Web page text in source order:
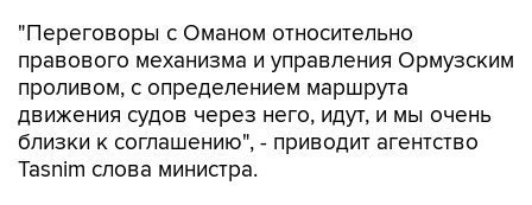
"Переговоры с Оманом относительно
правового механизма и управления Ормузским
проливом, с определением маршрута
движения судов через него, идут, и мы очень
близки к соглашению", - приводит агентство
Tasnim слова министра.